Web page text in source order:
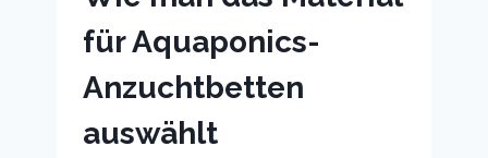
für Aquaponics-
Anzuchtbetten
auswählt